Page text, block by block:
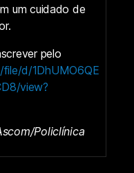
um cuidado de
pelo
d/1DhUMO6QE
view?
Policlínica